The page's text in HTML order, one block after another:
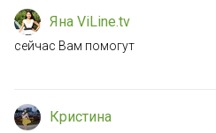
Яна ViLine.tv
сейчас Вам помогут
Кристина